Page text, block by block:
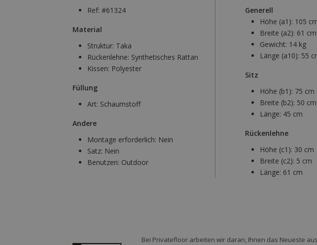
Ref: #61324
Material
Struktur: Taka
Rückenlehne: Synthetisches Rattan
Kissen: Polyester
Füllung
Art: Schaumstoff
Andere
Montage erforderlich: Nein
Satz: Nein
Benutzen: Outdoor
Generell
Höhe (a1): 105
Breite (a2): 61 cm
Gewicht: 14 kg
Länge (a10): 55
Sitz
Höhe (b1): 75 cm
Breite (b2): 50 cm
Länge: 45 cm
Rückenlehne
Höhe (c1): 30 cm
Breite (c2): 5 cm
Länge: 61 cm
Bei Privatefloor arbeiten wir daran, Ihnen das Neueste